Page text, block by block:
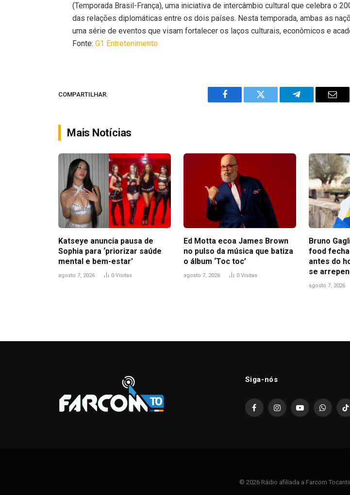
(Temporada Brasil-França), uma iniciativa de intercâmbio cultural que celebra o
das relações diplomáticas entre os dois países. Nesta temporada, ambas as
uma série de eventos que visam fortalecer os laços culturais, econômicos e
Fonte:G1 Entretenimento
COMPARTILHAR.
Facebook Twitter Telegram
Mais Notícias
Katseye anuncia pausa de
Sophia para ‘priorizar saúde
mental e bem-estar’
agosto 7, 2026 0 Visitas
Ed Motta ecoa James Brown
no pulso da música que batiza
o álbum ‘Toc toc’
agosto 7, 2026 0 Visitas
Bruno
food
antes do
se
agosto 7, 2026
Siga-nós
FacebookInstagramYouTube
© 2026 Rádio afiliada a Farcom